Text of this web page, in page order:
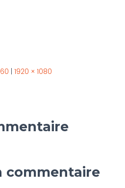
| 1920 × 1080
commentaire